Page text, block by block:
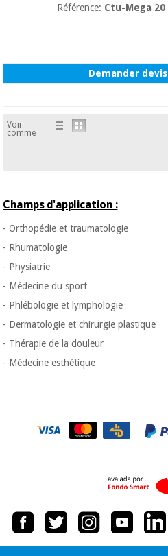
Référence: Ctu-Mega 20
Demander devis
Voir
comme
Champs d'application :
- Orthopédie et traumatologie
- Rhumatologie
- Physiatrie
- Médecine du sport
- Phlébologie et lymphologie
- Dermatologie et chirurgie plastique
- Thérapie de la douleur
- Médecine esthétique